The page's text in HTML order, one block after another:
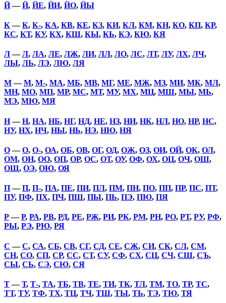
Й—Й, ЙЕ, ЙИ, ЙО, ЙЫ
К—К, К-, КА, КВ, КЕ, КЗ, КИ, КЛ, КМ, КН, КО, КП, КР,
КС, КТ, КУ, КХ, КШ, КЫ, КЬ, КЭ, КЮ, КЯ
Л—Л, ЛА, ЛЕ, ЛЖ, ЛИ, ЛЛ, ЛО, ЛС, ЛТ, ЛУ, ЛХ, ЛЧ,
ЛЫ, ЛЬ, ЛЭ, ЛЮ, ЛЯ
М—М, М-, МА, МБ, МВ, МГ, МЕ, МЖ, МЗ, МИ, МК, МЛ,
МН, МО, МП, МР, МС, МТ, МУ, МХ, МЦ, МШ, МЫ, МЬ,
МЭ, МЮ, МЯ
Н—Н, НА, НБ, НГ, НД, НЕ, НЗ, НИ, НК, НЛ, НО, НР, НС,
НУ, НХ, НЧ, НЫ, НЬ, НЭ, НЮ, НЯ
О—О, О-, ОА, ОБ, ОВ, ОГ, ОД, ОЖ, ОЗ, ОИ, ОЙ, ОК, ОЛ,
ОМ, ОН, ОО, ОП, ОР, ОС, ОТ, ОУ, ОФ, ОХ, ОЦ, ОЧ, ОШ,
ОЩ, ОЭ, ОЮ, ОЯ
П—П, П-, ПА, ПЕ, ПИ, ПЛ, ПМ, ПН, ПО, ПП, ПР, ПС, ПТ,
ПУ, ПФ, ПХ, ПЧ, ПШ, ПЫ, ПЬ, ПЭ, ПЮ, ПЯ
Р—Р, РА, РВ, РД, РЕ, РЖ, РИ, РК, РМ, РН, РО, РТ, РУ, РФ,
РЫ, РЭ, РЮ, РЯ
С —С, СА, СБ, СВ, СГ, СД, СЕ, СЖ, СИ, СК, СЛ, СМ,
СН, СО, СП, СР, СС, СТ, СУ, СФ, СХ, СЦ, СЧ, СШ, СЪ,
СЫ, СЬ, СЭ, СЮ, СЯ
Т—Т, Т-, ТА, ТБ, ТВ, ТЕ, ТИ, ТК, ТЛ, ТМ, ТО, ТР, ТС,
ТТ, ТУ, ТФ, ТХ, ТЦ, ТЧ, ТШ, ТЫ, ТЬ, ТЭ, ТЮ, ТЯ